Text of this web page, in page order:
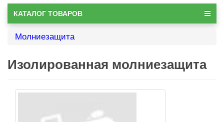
КАТАЛОГ ТОВАРОВ
Молниезащита
Изолированная молниезащита